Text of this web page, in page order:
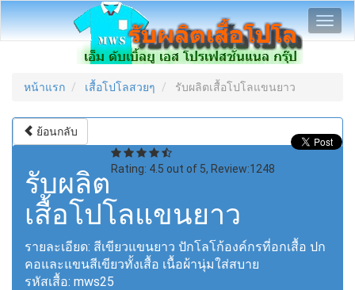
หน้าแรก เสื้อโปโลสวยๆ รับผลิตเสื้อโปโลแขนยาว
ย้อนกลับ
Rating: 4.5 out of 5, Review:1248
รับผลิต
เสื้อโปโลแขนยาว
รายละเอียด: สีเขียวแขนยาว ปักโลโก้องค์กรที่อกเสื้อ ปก
คอและแขนสีเขียวทั้งเสื้อ เนื้อผ้านุ่มใส่สบาย
รหัสเสื้อ: mws25